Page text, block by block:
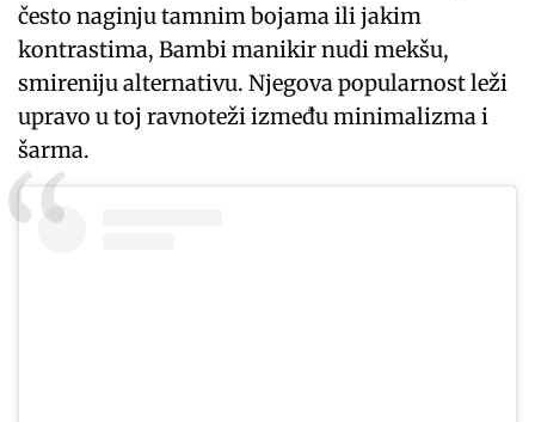
često naginju tamnim bojama ili jakim
kontrastima, Bambi manikir nudi mekšu,
smireniju alternativu. Njegova popularnost leži
upravo u toj ravnoteži između minimalizma i
šarma.